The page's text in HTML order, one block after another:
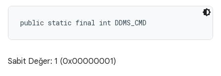
public static final int DDMS_CMD
Sabit Değer: 1 (0x00000001)